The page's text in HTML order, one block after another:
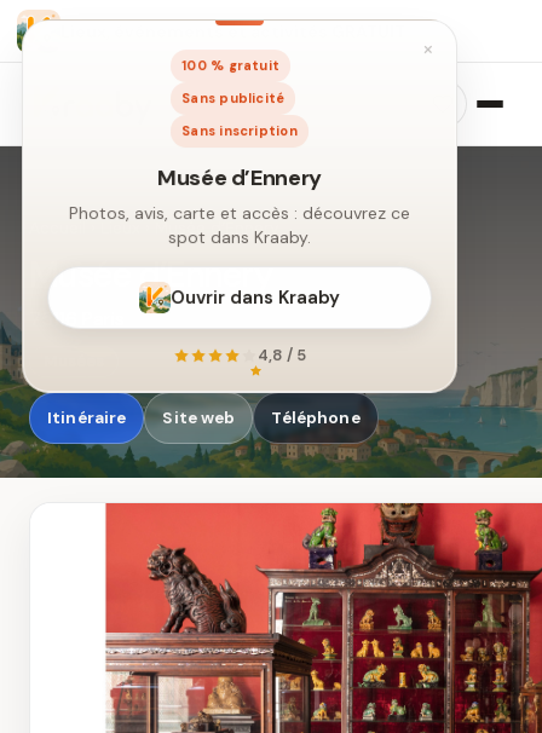
Lieux, événements et activités GRATUIT
×
100 % gratuit
Sans publicité
Sans inscription
Musée d’Ennery
Photos, avis, carte et accès : découvrez ce
Ouvrir dans Kraaby
4,8 / 5
Lieux Musée d’Ennery
Musée d’Ennery
75116 Paris
Itinéraire Site web Téléphone